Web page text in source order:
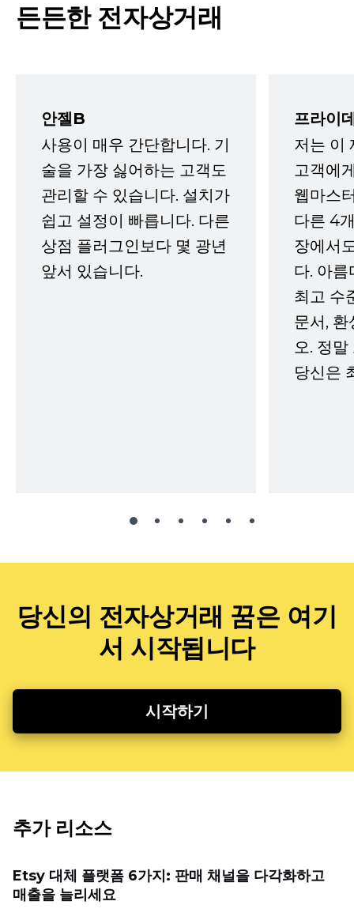
든든한 전자상거래
안젤B
사용이 매우 간단합니다. 기
술을 가장 싫어하는 고객도
관리할 수 있습니다. 설치가
쉽고 설정이 빠릅니다. 다른
상점 플러그인보다 몇 광년
앞서 있습니다.
프라이
저는 이
고객에
웹마스
다른 4
장에서
다. 아름
최고 수
문서,
오. 정
당신은
당신의 전자상거래 꿈은 여기
서 시작됩니다
시작하기
추가 리소스
Etsy 대체 플랫폼 6가지: 판매 채널을 다각화하고
매출을 늘리세요